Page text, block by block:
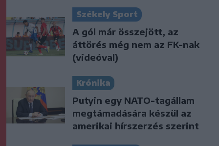
Székely Sport
A gól már összejött, az
áttörés még nem az FK-nak
(videóval)
Krónika
Putyin egy NATO-tagállam
megtámadására készül az
amerikai hírszerzés szerint